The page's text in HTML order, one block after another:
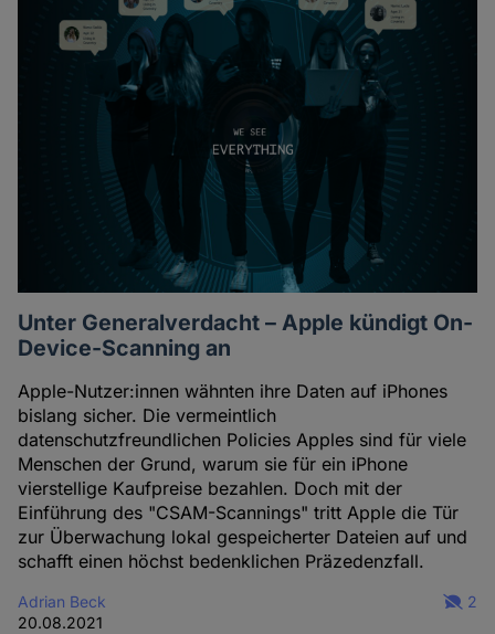
Unter Generalverdacht – Apple kündigt On-
Device-Scanning an
Apple-Nutzer:innen wähnten ihre Daten auf iPhones
bislang sicher. Die vermeintlich
datenschutzfreundlichen Policies Apples sind für viele
Menschen der Grund, warum sie für ein iPhone
vierstellige Kaufpreise bezahlen. Doch mit der
Einführung des "CSAM-Scannings" tritt Apple die Tür
zur Überwachung lokal gespeicherter Dateien auf und
schafft einen höchst bedenklichen Präzedenzfall.
Adrian Beck
20.08.2021
2